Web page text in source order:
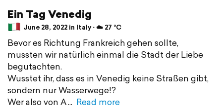
Ein Tag Venedig
June 28, 2022 in Italy ⋅ ☁️ 27 °C
Bevor es Richtung Frankreich gehen sollte,
mussten wir natürlich einmal die Stadt der Liebe
begutachten.
Wusstet ihr, dass es in Venedig keine Straßen gibt,
sondern nur Wasserwege!?
Wer also von A
Read more